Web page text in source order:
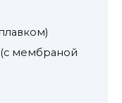
мембраной